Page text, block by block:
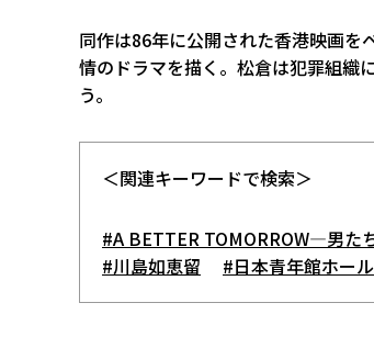
同作は86年に公開された香港映画を
情のドラマを描く。松倉は犯罪組織
う。
＜関連キーワードで検索＞
#A BETTER TOMORROW―男た
#川島如恵留
#日本青年館ホール